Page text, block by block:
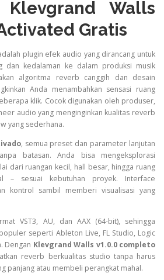
Klevgrand Walls
Gratis
plugin efek audio yang dirancang untuk
dan kedalaman ke dalam produksi musik
algoritma reverb canggih dan desain
Anda menambahkan sensasi ruang
klik. Cocok digunakan oleh produser,
audio yang menginginkan kualitas reverb
yang sederhana.
, semua preset dan parameter lanjutan
batasan. Anda bisa mengeksplorasi
dari ruangan kecil, hall besar, hingga ruang
– sesuai kebutuhan proyek. Interface
kontrol sambil memberi visualisasi yang
VST3, AU, dan AAX (64-bit), sehingga
seperti Ableton Live, FL Studio, Logic
Dengan Klevgrand Walls v1.0.0 completo
reverb berkualitas studio tanpa harus
panjang atau membeli perangkat mahal.